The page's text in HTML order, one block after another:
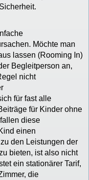
Möchte man
lassen (Rooming In)
Begleitperson an,
nicht
für fast alle
für Kinder ohne
diese
einen
den Leistungen der
bieten, ist also nicht
ein stationärer Tarif,
die